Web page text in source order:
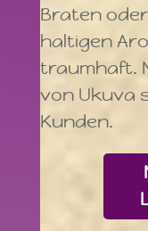
Braten
haltigen
traumhaft.
von Ukuva
Kunden.